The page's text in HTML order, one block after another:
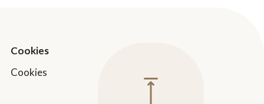
Cookies
Cookies